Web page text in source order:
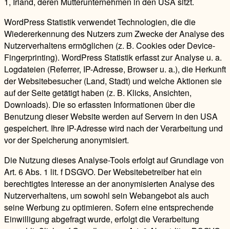
WordPress Statistik verwendet Technologien, die die
Wiedererkennung des Nutzers zum Zwecke der Analyse des
Nutzerverhaltens ermöglichen (z. B. Cookies oder Device-
Fingerprinting). WordPress Statistik erfasst zur Analyse u. a.
Logdateien (Referrer, IP-Adresse, Browser u. a.), die Herkunft
der Websitebesucher (Land, Stadt) und welche Aktionen sie
auf der Seite getätigt haben (z. B. Klicks, Ansichten,
Downloads). Die so erfassten Informationen über die
Benutzung dieser Website werden auf Servern in den USA
gespeichert. Ihre IP-Adresse wird nach der Verarbeitung und
vor der Speicherung anonymisiert.
Die Nutzung dieses Analyse-Tools erfolgt auf Grundlage von
Art. 6 Abs. 1 lit. f DSGVO. Der Websitebetreiber hat ein
berechtigtes Interesse an der anonymisierten Analyse des
Nutzerverhaltens, um sowohl sein Webangebot als auch
seine Werbung zu optimieren. Sofern eine entsprechende
Einwilligung abgefragt wurde, erfolgt die Verarbeitung